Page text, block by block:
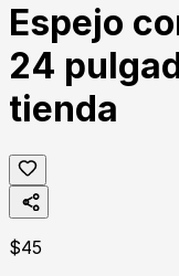
Espejo
24
tienda
$45